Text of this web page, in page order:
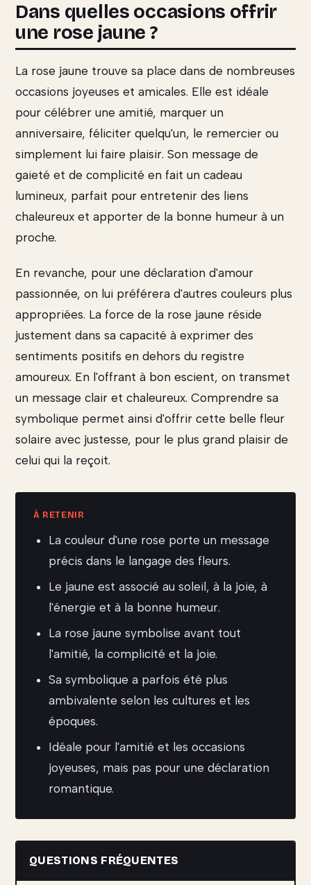
Dans quelles occasions offrir
une rose jaune ?
La rose jaune trouve sa place dans de nombreuses
occasions joyeuses et amicales. Elle est idéale
pour célébrer une amitié, marquer un
anniversaire, féliciter quelqu'un, le remercier ou
simplement lui faire plaisir. Son message de
gaieté et de complicité en fait un cadeau
lumineux, parfait pour entretenir des liens
chaleureux et apporter de la bonne humeur à un
proche.
En revanche, pour une déclaration d'amour
passionnée, on lui préférera d'autres couleurs plus
appropriées. La force de la rose jaune réside
justement dans sa capacité à exprimer des
sentiments positifs en dehors du registre
amoureux. En l'offrant à bon escient, on transmet
un message clair et chaleureux. Comprendre sa
symbolique permet ainsi d'offrir cette belle fleur
solaire avec justesse, pour le plus grand plaisir de
celui qui la reçoit.
La couleur d'une rose porte un message
précis dans le langage des fleurs.
Le jaune est associé au soleil, à la joie, à
l'énergie et à la bonne humeur.
La rose jaune symbolise avant tout
l'amitié, la complicité et la joie.
Sa symbolique a parfois été plus
ambivalente selon les cultures et les
époques.
Idéale pour l'amitié et les occasions
joyeuses, mais pas pour une déclaration
romantique.
QUESTIONS FRÉQUENTES